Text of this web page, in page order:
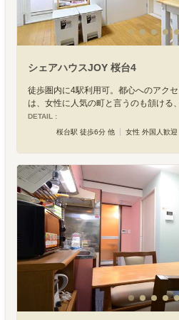
シェアハウスJOY 桜台4
徒歩圏内に4駅利用可。都心へのアク
は、女性に人気の町と言うのも頷ける
DETAIL :
桜台駅 徒歩6分 他
女性 外国人歓迎